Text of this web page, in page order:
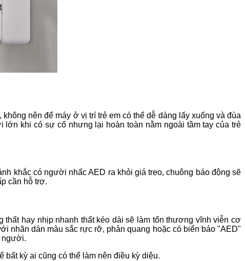
nên để máy ở vị trí trẻ em có thể dễ dàng lấy xuống và đùa
khi có sự cố nhưng lại hoàn toàn nằm ngoài tầm tay của trẻ
khắc có người nhấc AED ra khỏi giá treo, chuông báo động sẽ
cần hỗ trợ.
hay nhịp nhanh thất kéo dài sẽ làm tổn thương vĩnh viễn cơ
nhãn dán màu sắc rực rỡ, phản quang hoặc có biển báo "AED"
người.
kỳ ai cũng có thể làm nên điều kỳ diệu.